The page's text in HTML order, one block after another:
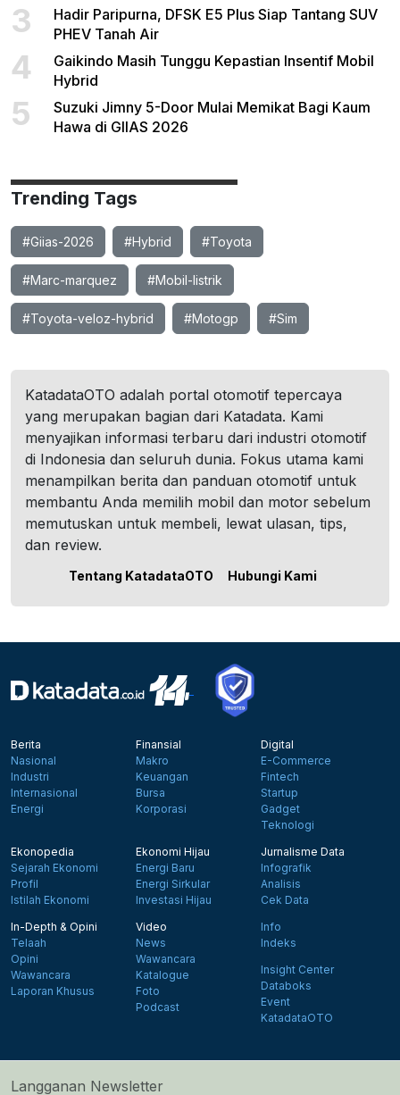
3
Hadir Paripurna, DFSK E5 Plus Siap Tantang SUV
PHEV Tanah Air
4
Gaikindo Masih Tunggu Kepastian Insentif Mobil
Hybrid
5
Suzuki Jimny 5-Door Mulai Memikat Bagi Kaum
Hawa di GIIAS 2026
Trending Tags
#Giias-2026 #Hybrid #Toyota
#Marc-marquez #Mobil-listrik
#Toyota-veloz-hybrid #Motogp #Sim
KatadataOTO adalah portal otomotif tepercaya
yang merupakan bagian dari Katadata. Kami
menyajikan informasi terbaru dari industri otomotif
di Indonesia dan seluruh dunia. Fokus utama kami
menampilkan berita dan panduan otomotif untuk
membantu Anda memilih mobil dan motor sebelum
memutuskan untuk membeli, lewat ulasan, tips,
dan review.
Tentang KatadataOTO Hubungi Kami
Berita
Nasional
Industri
Internasional
Energi
Finansial
Makro
Keuangan
Bursa
Korporasi
Digital
E-Commerce
Fintech
Startup
Gadget
Teknologi
Ekonopedia
Sejarah Ekonomi
Profil
Istilah Ekonomi
Ekonomi Hijau
Energi Baru
Energi Sirkular
Investasi Hijau
Jurnalisme Data
Infografik
Analisis
Cek Data
In-Depth & Opini
Telaah
Opini
Wawancara
Laporan Khusus
Video
News
Wawancara
Katalogue
Foto
Podcast
Info
Indeks
Insight Center
Databoks
Event
KatadataOTO
Langganan Newsletter